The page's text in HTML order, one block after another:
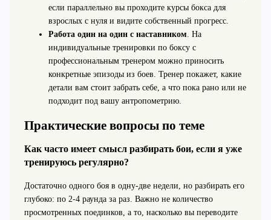
если параллельно вы проходите курсы бокса для
взрослых с нуля и видите собственный прогресс.
Работа один на один с наставником. На
индивидуальные тренировки по боксу с
профессиональным тренером можно приносить
конкретные эпизоды из боев. Тренер покажет, какие
детали вам стоит забрать себе, а что пока рано или не
подходит под вашу антропометрию.
Практические вопросы по теме
Как часто имеет смысл разбирать бои, если я уже
тренируюсь регулярно?
Достаточно одного боя в одну-две недели, но разбирать его
глубоко: по 2-4 раунда за раз. Важно не количество
просмотренных поединков, а то, насколько вы переводите